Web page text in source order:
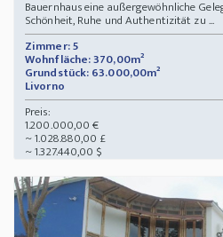
Bauernhaus eine außergewöhnliche
Schönheit, Ruhe und Authentizität zu ...
Zimmer: 5
Wohnfläche: 370,00m²
Grundstück: 63.000,00m²
Livorno
Preis:
1.200.000,00 €
~ 1.028.880,00 £
~ 1.327.440,00 $